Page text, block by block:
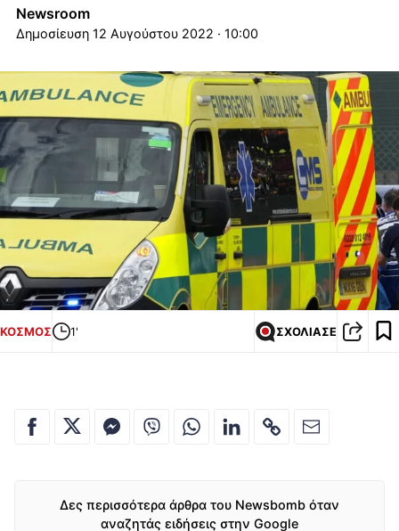
Newsroom
12 Αυγούστου 2022 · 10:00
ΚΟΣΜΟΣ 1' ΣΧΟΛΙΑΣΕ
Δες περισσότερα άρθρα του Newsbomb όταν
αναζητάς ειδήσεις στην Google